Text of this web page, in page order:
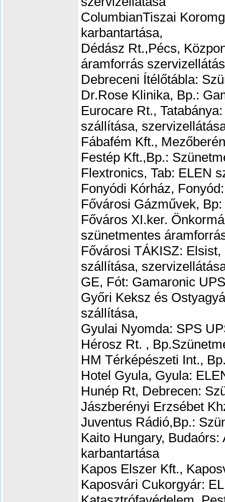
ColumbianTiszai
karbantartása,
Dédász Rt.,Pécs,
áramforrás
Debreceni Ítélőtábla:
Dr.Rose Klinika, Bp.:
Eurocare Rt.,
szállítása,
Fábafém Kft.,
Festép Kft.,Bp.:
Flextronics, Tab: ELEN
Fonyódi Kórház,
Fővárosi Gázművek,
Főváros XI.ker.
szünetmentes
Fővárosi TÁKISZ:
szállítása,
GE, Fót: Gamaronic
Győri Keksz és
szállítása,
Gyulai Nyomda: SPS
Hérosz Rt. ,
HM Térképészeti Int.,
Hotel Gyula, Gyula:
Hunép Rt, Debrecen:
Jászberényi Erzsébet
Juventus Rádió,Bp.:
Kaito Hungary,
karbantartása
Kapos Elszer Kft.,
Kaposvári Cukorgyár: